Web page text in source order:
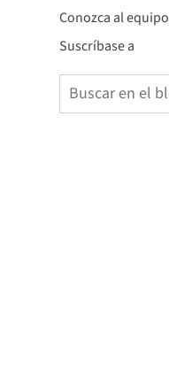
Conozca al equipo
Suscríbase a